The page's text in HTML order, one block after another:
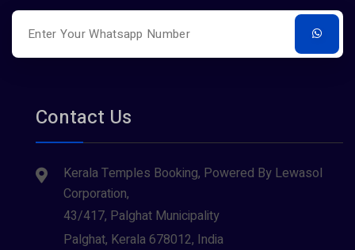
Contact Us
Kerala Temples Booking, Powered By Lewasol
Corporation,
43/417, Palghat Municipality
Palghat, Kerala 678012, India